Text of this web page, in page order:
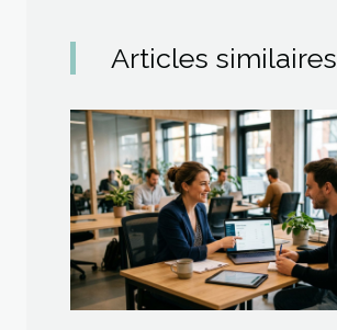
Articles similaires